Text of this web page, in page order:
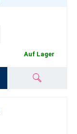
Auf Lager